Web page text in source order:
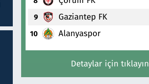
9 Gaziantep FK
10 Alanyaspor
Detaylar için tıklayın